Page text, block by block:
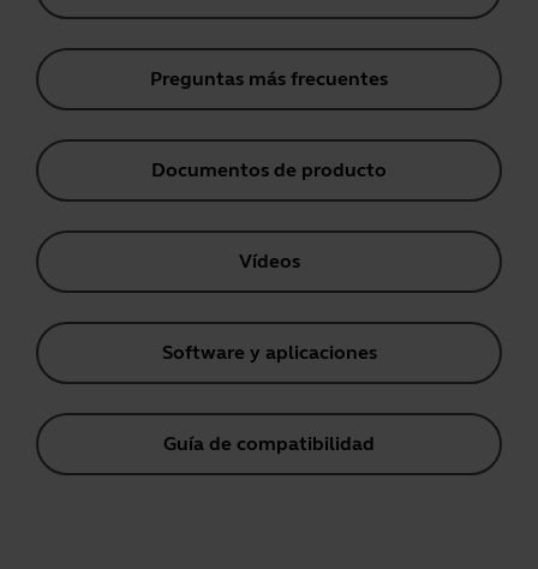
Preguntas más frecuentes
Documentos de producto
Vídeos
Software y aplicaciones
Guía de compatibilidad